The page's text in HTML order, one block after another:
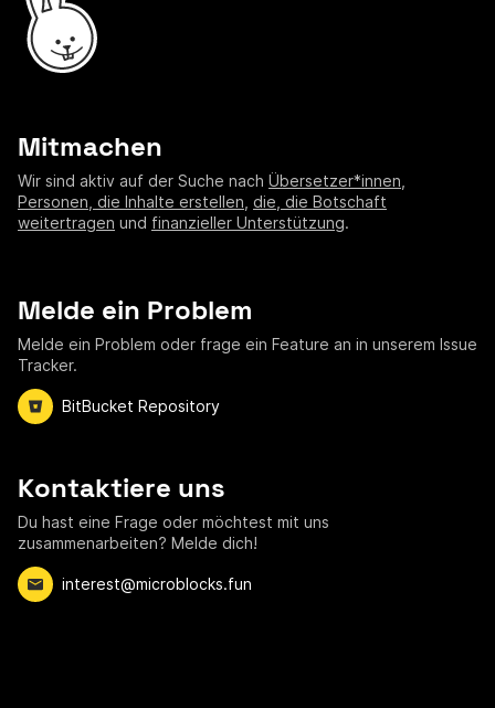
Mitmachen
Wir sind aktiv auf der Suche nach Übersetzer*innen
Personen, die Inhalte erstellen die, die Botschaft
weitertragen und finanzieller Unterstützung.
Melde ein Problem
Melde ein Problem oder frage ein Feature an in unserem Issue
Tracker.
BitBucket Repository
Kontaktiere uns
Du hast eine Frage oder möchtest mit uns
zusammenarbeiten? Melde dich!
interest@microblocks.fun